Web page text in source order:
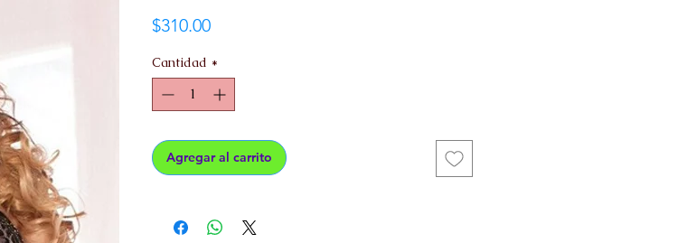
$310.00Precio
Cantidad *
Agregar al carrito